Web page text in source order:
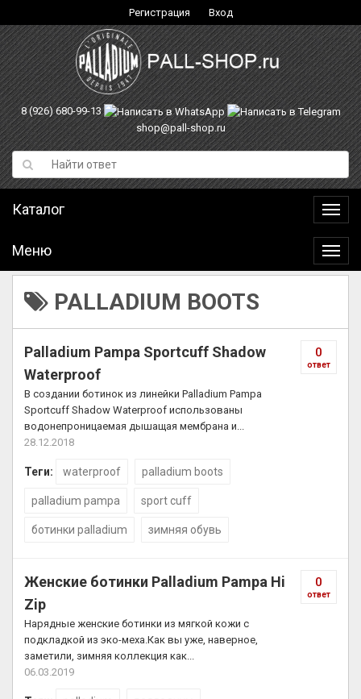
Регистрация Вход
8 (926) 680-99-13
shop@pall-shop.ru
Каталог
Меню
Меню
PALLADIUM BOOTS
Palladium Pampa Sportcuff Shadow
Waterproof
0
ответ
В создании ботинок из линейки Palladium Pampa
Sportcuff Shadow Waterproof использованы
водонепроницаемая дышащая мембрана и...
28.12.2018
Теги: waterproof palladium boots
palladium pampa sport cuff
ботинки palladium зимняя обувь
Женские ботинки Palladium Pampa Hi
Zip
0
ответ
Нарядные женские ботинки из мягкой кожи с
подкладкой из эко-меха.Как вы уже, наверное,
заметили, зимняя коллекция как...
06.03.2019